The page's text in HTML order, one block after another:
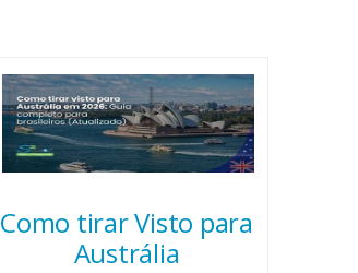
Como tirar Visto para
Austrália